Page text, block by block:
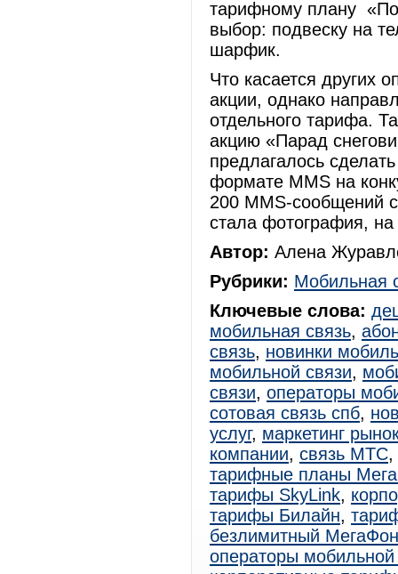
тарифному плану
выбор: подвеску на
шарфик.
Что касается других
акции, однако
отдельного тарифа.
акцию «Парад
предлагалось
формате MMS на
200 MMS-сообщений
стала фотография, на
Автор: Алена
Рубрики: Мобильная
Ключевые слова:
мобильная связь,
связь, новинки
мобильной связи,
связи, операторы
сотовая связь спб,
услуг, маркетинг
компании, связь МТС,
тарифные планы
тарифы SkyLink,
тарифы Билайн,
безлимитный МегаФон
операторы мобильной